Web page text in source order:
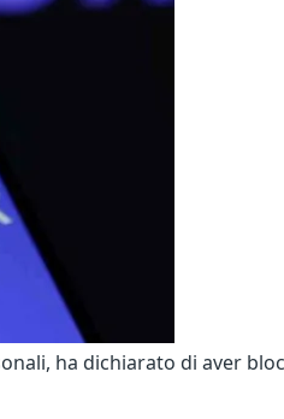
ha dichiarato di aver